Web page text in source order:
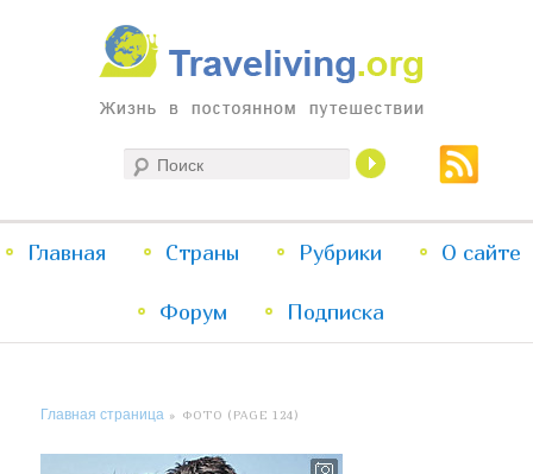
Traveliving
Жизнь в постоянном путешествии
меню
Перейти
к
Перейти
к
Главная Страны Рубрики О сайте
Форум Подписка
Главная страница » ФОТО (PAGE 124)